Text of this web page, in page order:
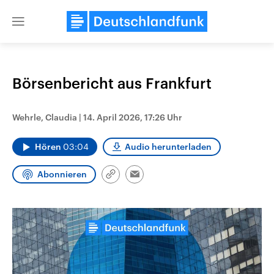
Close
Landtagswahl Sachsen-Anhalt
2026
Alle Informationen
Sachsen-Anhalt wählt am 6.
September 2026 einen neuen
Landtag. Seit 2021 wird das
Bundesland von einer Koalition aus
USA
Aktuelle Beiträge,
Hintergründe
Wirtschaftlich und
gehören die Vereinigten
den mächtigsten Ländern
mit großem Einfluss auf
Börsenbericht aus Frankfurt
Wehrle, Claudia | 14. April 2026, 17:26 Uhr
Hören 03:04 Audio herunterladen
Abonnieren
Link
Email